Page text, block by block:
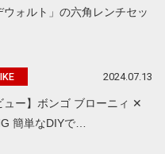
ウォルト」の六角レンチセッ
2024.07.13
ュー】ボンゴ ブローニィ ✕
簡単なDIYで…